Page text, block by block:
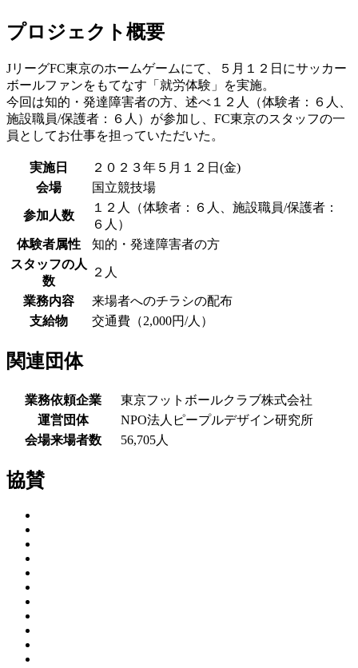
プロジェクト概要
JリーグFC東京のホームゲームにて、５月１２日にサッカー
ボールファンをもてなす「就労体験」を実施。
今回は知的・発達障害者の方、述べ１２人（体験者：６人、
施設職員/保護者：６人）が参加し、FC東京のスタッフの一
員としてお仕事を担っていただいた。
実施日
２０２３年５月１２日(金)
会場
国立競技場
参加人数
１２人（体験者：６人、施設職員/保護者：
６人）
体験者属性
知的・発達障害者の方
スタッフの人
数
２人
業務内容
来場者へのチラシの配布
支給物
交通費（2,000円/人）
関連団体
業務依頼企業
東京フットボールクラブ株式会社
運営団体
NPO法人ピープルデザイン研究所
会場来場者数
56,705人
協賛